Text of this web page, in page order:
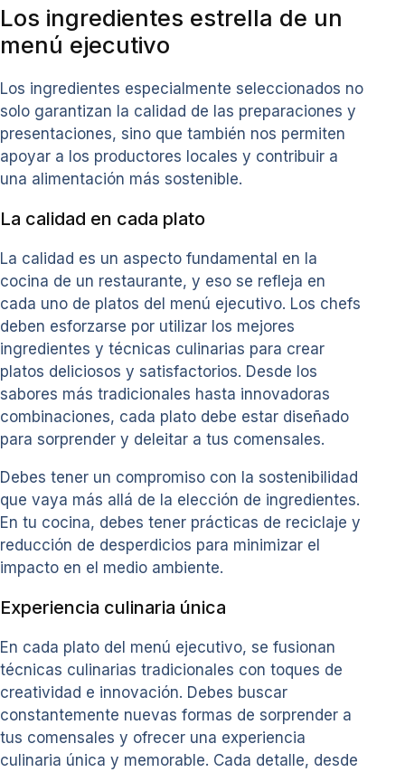
Los ingredientes estrella de un
menú ejecutivo
Los ingredientes especialmente seleccionados no
solo garantizan la calidad de las preparaciones y
presentaciones, sino que también nos permiten
apoyar a los productores locales y contribuir a
una alimentación más sostenible.
La calidad en cada plato
La calidad es un aspecto fundamental en la
cocina de un restaurante, y eso se refleja en
cada uno de platos del menú ejecutivo. Los chefs
deben esforzarse por utilizar los mejores
ingredientes y técnicas culinarias para crear
platos deliciosos y satisfactorios. Desde los
sabores más tradicionales hasta innovadoras
combinaciones, cada plato debe estar diseñado
para sorprender y deleitar a tus comensales.
Debes tener un compromiso con la sostenibilidad
que vaya más allá de la elección de ingredientes.
En tu cocina, debes tener prácticas de reciclaje y
reducción de desperdicios para minimizar el
impacto en el medio ambiente.
Experiencia culinaria única
En cada plato del menú ejecutivo, se fusionan
técnicas culinarias tradicionales con toques de
creatividad e innovación. Debes buscar
constantemente nuevas formas de sorprender a
tus comensales y ofrecer una experiencia
culinaria única y memorable. Cada detalle, desde